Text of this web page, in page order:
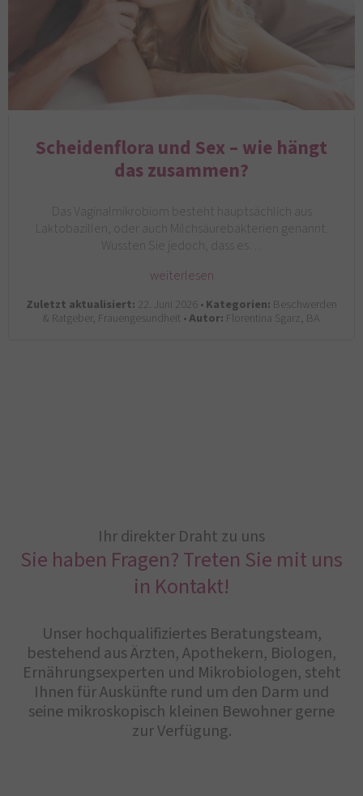
Scheidenflora und Sex – wie hängt
das zusammen?
Das Vaginalmikrobiom besteht hauptsächlich aus
Laktobazillen, oder auch Milchsäurebakterien genannt.
Wussten Sie jedoch, dass es…
weiterlesen
Zuletzt aktualisiert: 22. Juni 2026 •Kategorien: Beschwerden
& Ratgeber, Frauengesundheit •Autor: Florentina Sgarz, BA
Ihr direkter Draht zu uns
Sie haben Fragen? Treten Sie mit uns
in Kontakt!
Unser hochqualifiziertes Beratungsteam,
bestehend aus Ärzten, Apothekern, Biologen,
Ernährungsexperten und Mikrobiologen, steht
Ihnen für Auskünfte rund um den Darm und
seine mikroskopisch kleinen Bewohner gerne
zur Verfügung.